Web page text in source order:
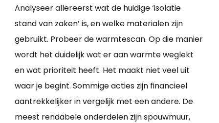
Analyseer allereerst wat de huidige ‘isolatie
stand van zaken’ is, en welke materialen zijn
gebruikt. Probeer de warmtescan. Op die manier
wordt het duidelijk wat er aan warmte weglekt
en wat prioriteit heeft. Het maakt niet veel uit
waar je begint. Sommige acties zijn financieel
aantrekkelijker in vergelijk met een andere. De
meest rendabele onderdelen zijn spouwmuur,